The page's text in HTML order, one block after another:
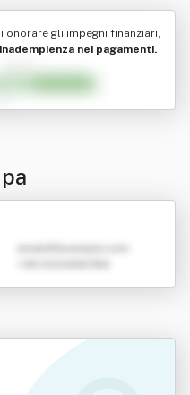
gli impegni finanziari,
nei pagamenti.